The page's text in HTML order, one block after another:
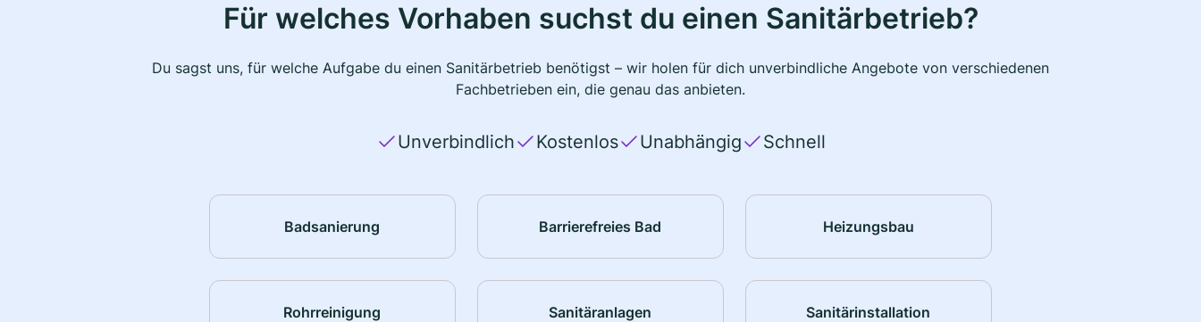
Für welches Vorhaben suchst du einen Sanitärbetrieb?
Du sagst uns, für welche Aufgabe du einen Sanitärbetrieb benötigst – wir holen für dich unverbindliche Angebote von verschiedenen
Fachbetrieben ein, die genau das anbieten.
Unverbindlich Kostenlos Unabhängig Schnell
Badsanierung Barrierefreies Bad Heizungsbau
Rohrreinigung Sanitäranlagen Sanitärinstallation